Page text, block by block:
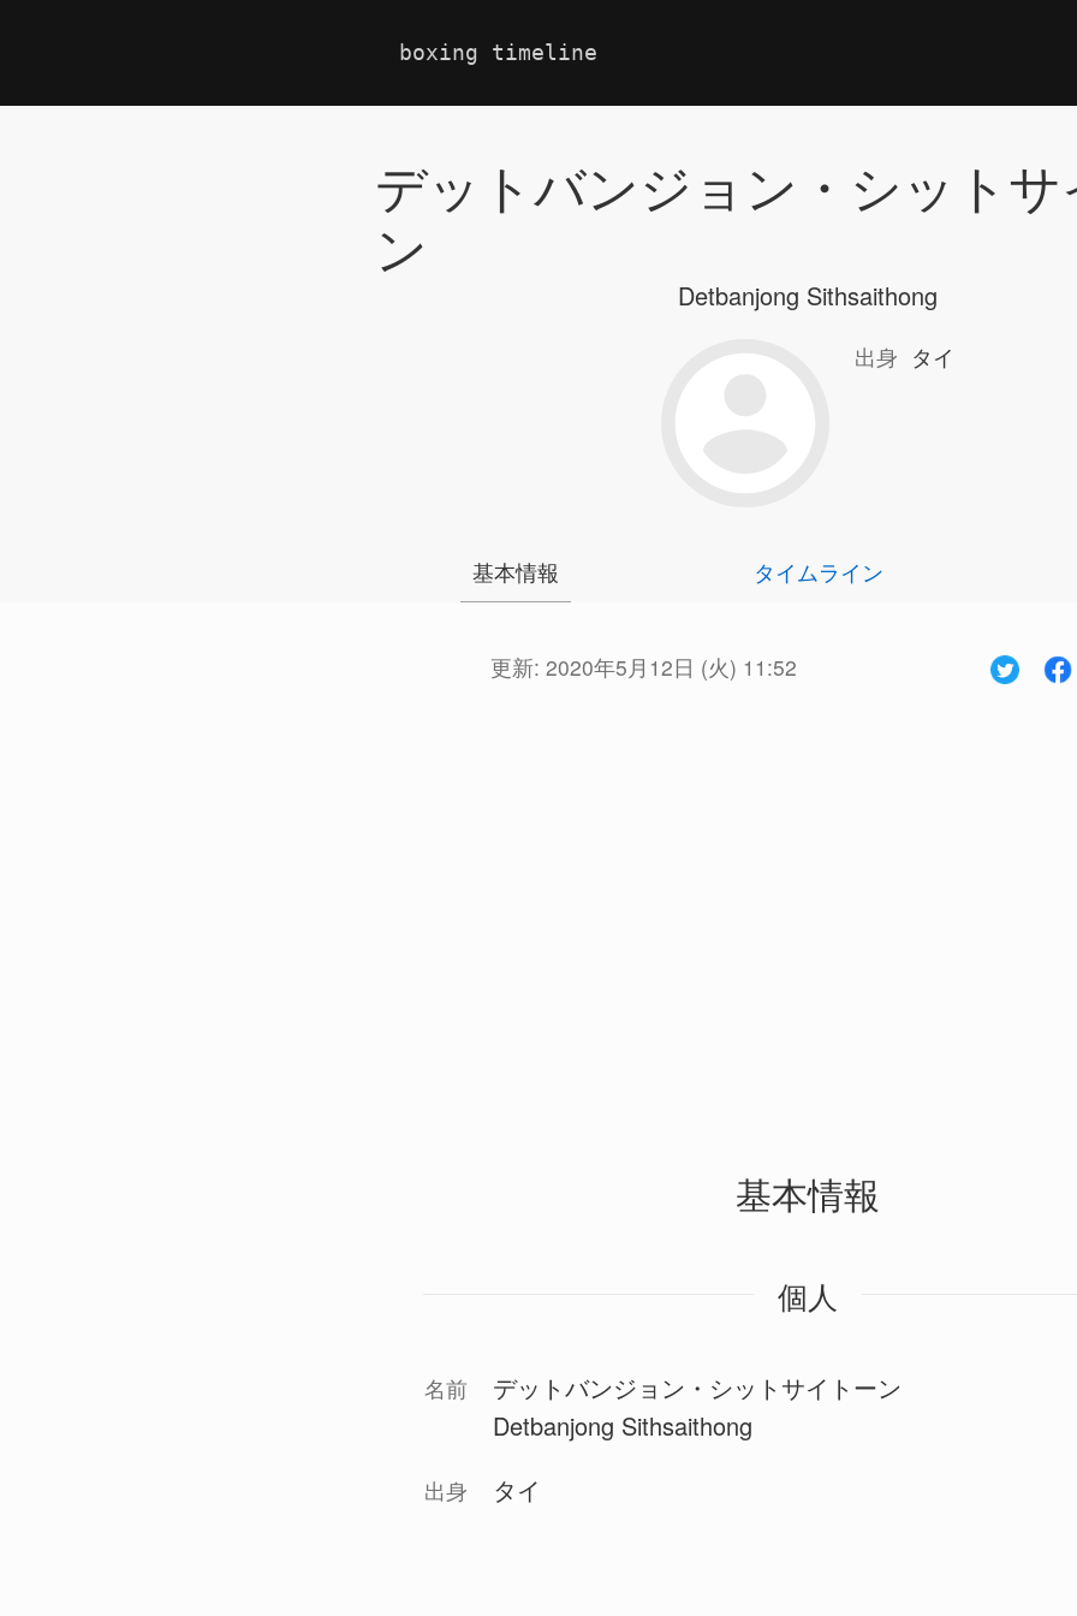
boxing timeline
デットバンジョン・シット
ン
Detbanjong Sithsaithong
出身 タイ
基本情報 タイムライン
更新: 2020年5月12日 (火) 11:52
基本情報
個人
名前
デットバンジョン・シットサイトーン
Detbanjong Sithsaithong
出身 タイ